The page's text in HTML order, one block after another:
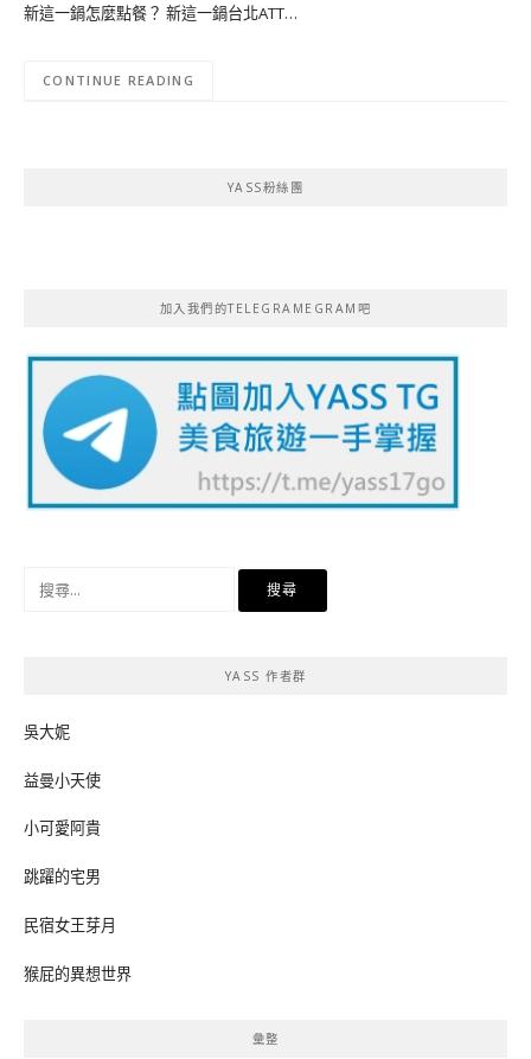
新這一鍋怎麼點餐？ 新這一鍋台北ATT…
CONTINUE READING
YASS粉絲團
加入我們的TELEGRAMEGRAM吧
YASS 作者群
吳大妮
益曼小天使
小可愛阿貴
跳躍的宅男
民宿女王芽月
猴屁的異想世界
彙整